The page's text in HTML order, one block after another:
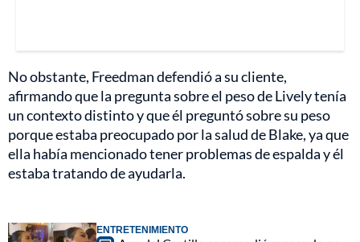
No obstante, Freedman defendió a su cliente,
afirmando que la pregunta sobre el peso de Lively tenía
un contexto distinto y que él preguntó sobre su peso
porque estaba preocupado por la salud de Blake, ya que
ella había mencionado tener problemas de espalda y él
estaba tratando de ayudarla.
ENTRETENIMIENTO